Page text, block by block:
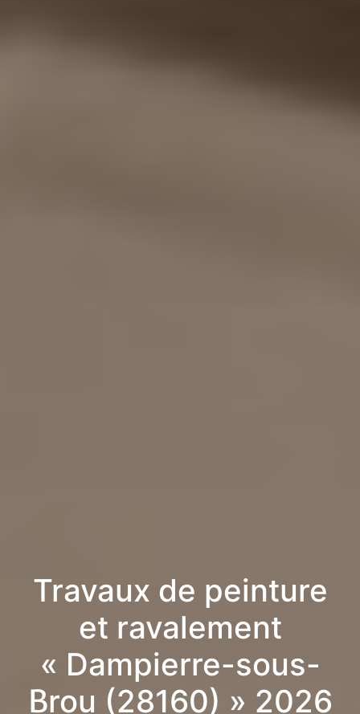
Travaux de peinture
et ravalement
« Dampierre-sous-
Brou (28160) » 2026